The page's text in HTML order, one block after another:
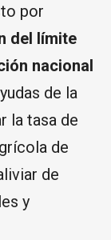
por
del límite
nacional
de la
la tasa de
de
de
y